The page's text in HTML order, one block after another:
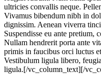
ultricies convallis neque.
Vivamus bibendum nibh in
dignissim. Aenean viverra
Suspendisse eu ante pretium,
Nullam hendrerit porta ante
primis in faucibus orci luctus
Vestibulum ligula libero,
ligula.[/vc_column_text][/